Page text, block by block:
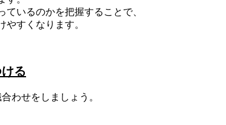
いるのかを把握することで、
すくなります。
る
わせをしましょう。